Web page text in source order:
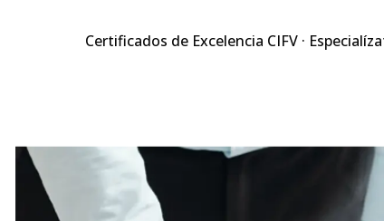
Certificados de Excelencia CIFV ·